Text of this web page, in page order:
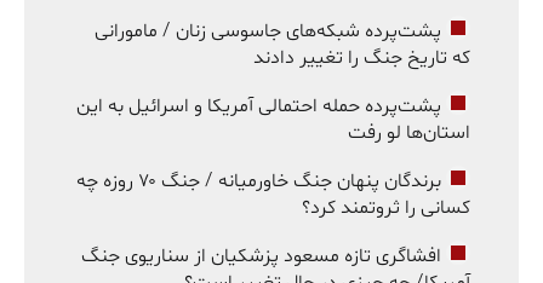
پشت‌پرده شبکه‌های جاسوسی زنان / مامورانی
که تاریخ جنگ را تغییر دادند
پشت‌پرده حمله احتمالی آمریکا و اسرائیل به این
استان‌ها لو رفت
برندگان پنهان جنگ خاورمیانه / جنگ ۷۰ روزه چه
کسانی را ثروتمند کرد؟
افشاگری تازه مسعود پزشکیان از سناریوی جنگ